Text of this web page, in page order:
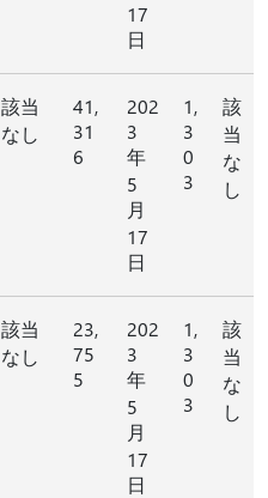
17
日
該当
なし
41,
31
6
202
3
年
5
月
17
日
1,
3
0
3
該
当
な
し
該当
なし
23,
75
5
202
3
年
5
月
17
日
1,
3
0
3
該
当
な
し